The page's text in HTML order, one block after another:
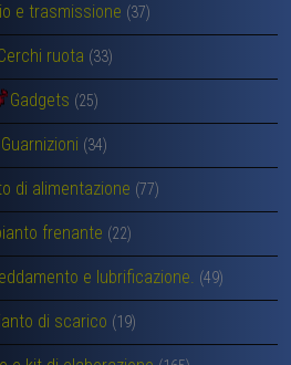
e trasmissione (37)
ruota (33)
Gadgets (25)
Guarnizioni (34)
di alimentazione (77)
frenante (22)
e lubrificazione. (49)
di scarico (19)